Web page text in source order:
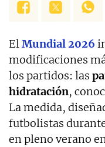
ElMundial2026
modificaciones
los partidos: las
hidratación,
La medida,
futbolistas
en pleno verano